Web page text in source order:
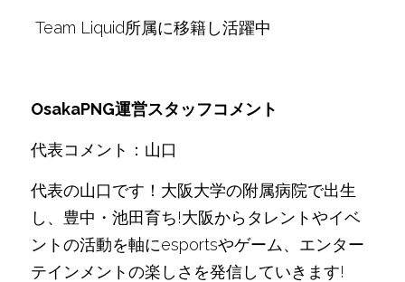
Team Liquid所属に移籍し活躍中
OsakaPNG運営スタッフコメント
代表コメント：山口
代表の山口です！大阪大学の附属病院で出生
し、豊中・池田育ち!大阪からタレントやイベ
ントの活動を軸にesportsやゲーム、エンター
テインメントの楽しさを発信していきます!